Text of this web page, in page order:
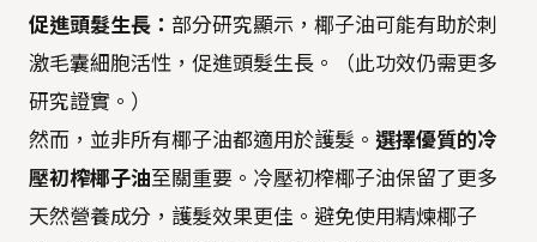
促進頭髮生長： 部分研究顯示，椰子油可能有助於刺
激毛囊細胞活性，促進頭髮生長。（此功效仍需更多
研究證實。）
然而，並非所有椰子油都適用於護髮。 選擇優質的冷
壓初榨椰子油至關重要。冷壓初榨椰子油保留了更多
天然營養成分，護髮效果更佳。避免使用精煉椰子